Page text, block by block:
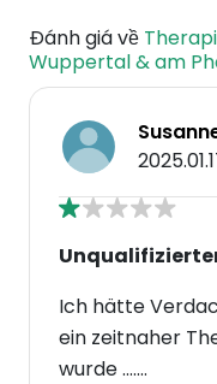
Đánh giá về
Wuppertal & am
Ich hätte
ein zeitnaher
wurde .......